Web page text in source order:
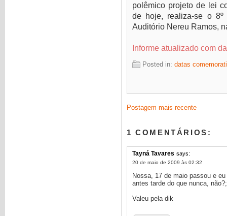
polêmico projeto de lei
de hoje, realiza-se o 8º
Auditório Nereu Ramos,
Informe atualizado com
Posted in: datas
Postagem mais recente
1 COMENTÁRIOS:
Tayná Tavares says:
20 de maio de 2009 às 02:32
Nossa, 17 de maio passou e
antes tarde do que nunca,
Valeu pela dik